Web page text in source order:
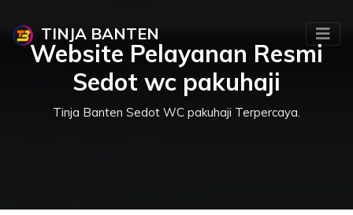
TINJA BANTEN
Website Pelayanan Resmi
Sedot wc pakuhaji
Tinja Banten Sedot WC pakuhaji Terpercaya.